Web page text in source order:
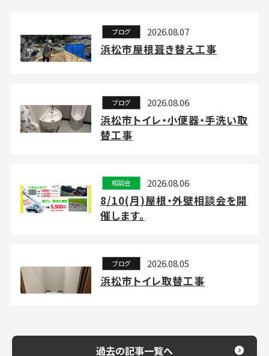
ブログ 2026.08.07
浜松市屋根葺き替え工事
ブログ 2026.08.06
浜松市トイレ・小便器・手洗い取
替工事
相談会 2026.08.06
8/10(月)屋根・外壁相談会を開
催します。
ブログ 2026.08.05
浜松市トイレ取替工事
過去の記事一覧へ